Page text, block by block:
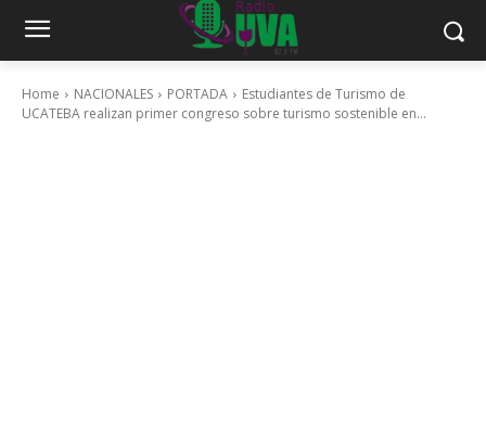
Home NACIONALES PORTADA
Estudiantes de Turismo de
UCATEBA realizan primer congreso sobre turismo sostenible en...